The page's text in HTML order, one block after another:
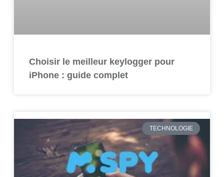
Choisir le meilleur keylogger pour
iPhone : guide complet
TECHNOLOGIE